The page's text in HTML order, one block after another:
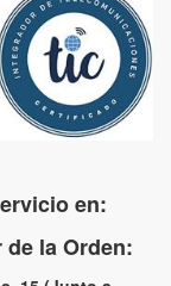
en:
la Orden: